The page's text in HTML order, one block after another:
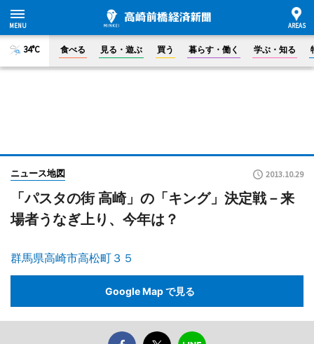
34°C 食べる 見る・遊ぶ 買う 暮らす・働く 学ぶ・知る
ニュース地図 2013.10.29
「パスタの街 高崎」の「キング」決定戦－来
場者うなぎ上り、今年は？
群馬県高崎市高松町３５
Google Map で見る